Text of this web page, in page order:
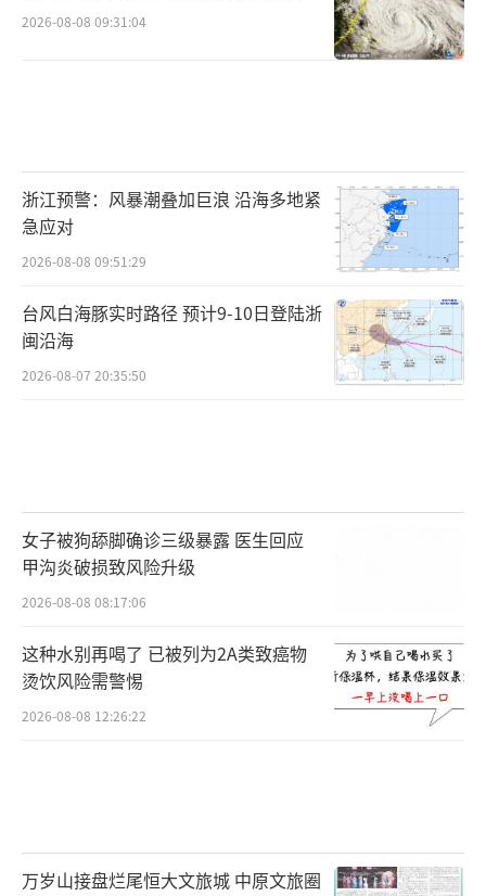
2026-08-08 09:31:04
浙江预警：风暴潮叠加巨浪 沿海多地紧
急应对
2026-08-08 09:51:29
台风白海豚实时路径 预计9-10日登陆浙
闽沿海
2026-08-07 20:35:50
女子被狗舔脚确诊三级暴露 医生回应
甲沟炎破损致风险升级
2026-08-08 08:17:06
这种水别再喝了 已被列为2A类致癌物
烫饮风险需警惕
2026-08-08 12:26:22
万岁山接盘烂尾恒大文旅城 中原文旅圈